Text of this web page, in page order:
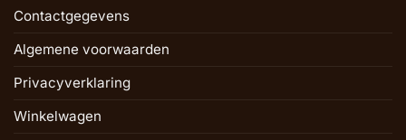
Contactgegevens
Algemene voorwaarden
Privacyverklaring
Winkelwagen